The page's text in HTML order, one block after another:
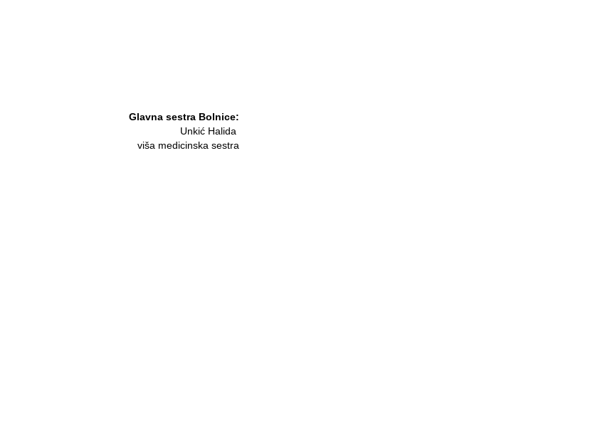
Glavna sestra Bolnice:
Unkić Halida
viša medicinska sestra